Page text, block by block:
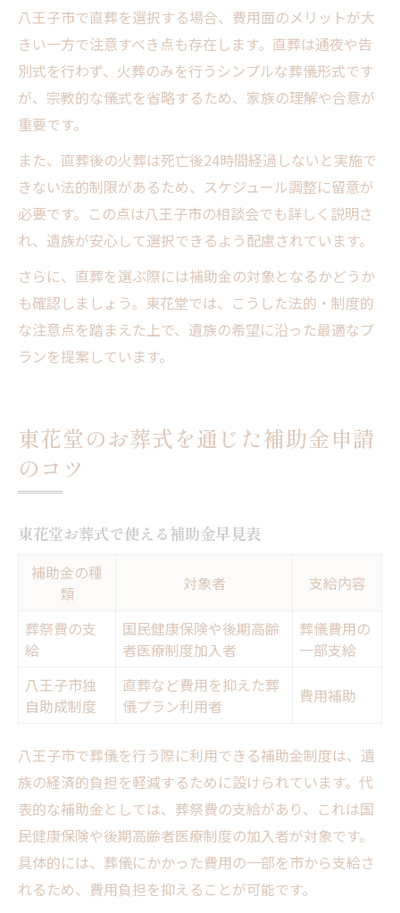
八王子市で直葬を選択する場合、費用面のメリットが大
きい一方で注意すべき点も存在します。直葬は通夜や告
別式を行わず、火葬のみを行うシンプルな葬儀形式です
が、宗教的な儀式を省略するため、家族の理解や合意が
重要です。
また、直葬後の火葬は死亡後24時間経過しないと実施で
きない法的制限があるため、スケジュール調整に留意が
必要です。この点は八王子市の相談会でも詳しく説明さ
れ、遺族が安心して選択できるよう配慮されています。
さらに、直葬を選ぶ際には補助金の対象となるかどうか
も確認しましょう。東花堂では、こうした法的・制度的
な注意点を踏まえた上で、遺族の希望に沿った最適なプ
ランを提案しています。
東花堂のお葬式を通じた補助金申請
のコツ
東花堂お葬式で使える補助金早見表
補助金の種
類
対象者 支給内容
葬祭費の支
給
国民健康保険や後期高齢
者医療制度加入者
葬儀費用の
一部支給
八王子市独
自助成制度
直葬など費用を抑えた葬
儀プラン利用者
費用補助
八王子市で葬儀を行う際に利用できる補助金制度は、遺
族の経済的負担を軽減するために設けられています。代
表的な補助金としては、葬祭費の支給があり、これは国
民健康保険や後期高齢者医療制度の加入者が対象です。
具体的には、葬儀にかかった費用の一部を市から支給さ
れるため、費用負担を抑えることが可能です。